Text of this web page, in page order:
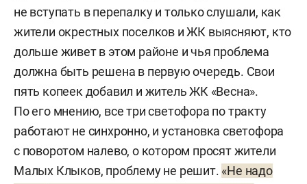
не вступать в перепалку и только слушали, как
жители окрестных поселков и ЖК выясняют, кто
дольше живет в этом районе и чья проблема
должна быть решена в первую очередь. Свои
пять копеек добавил и житель ЖК «Весна».
По его мнению, все три светофора по тракту
работают не синхронно, и установка светофора
с поворотом налево, о котором просят жители
Малых Клыков, проблему не решит. «Не надо